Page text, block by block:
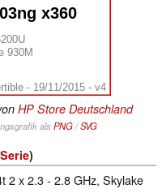
x360
930M
- 19/11/2015 - v4
HP Store Deutschland
als PNG/SVG
)
2 x 2.3 - 2.8 GHz, Skylake